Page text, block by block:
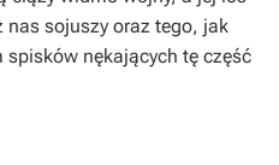
nas sojuszy oraz tego, jak
nękających tę część